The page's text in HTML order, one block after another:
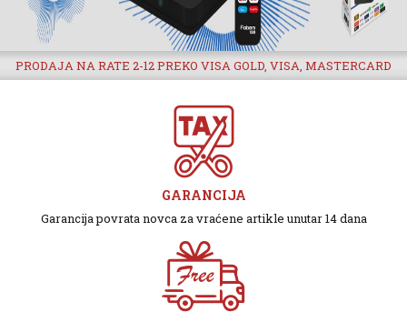
PRODAJA NA RATE 2-12 PREKO VISA GOLD, VISA, MASTERCARD
GARANCIJA
Garancija povrata novca za vraćene artikle unutar 14 dana